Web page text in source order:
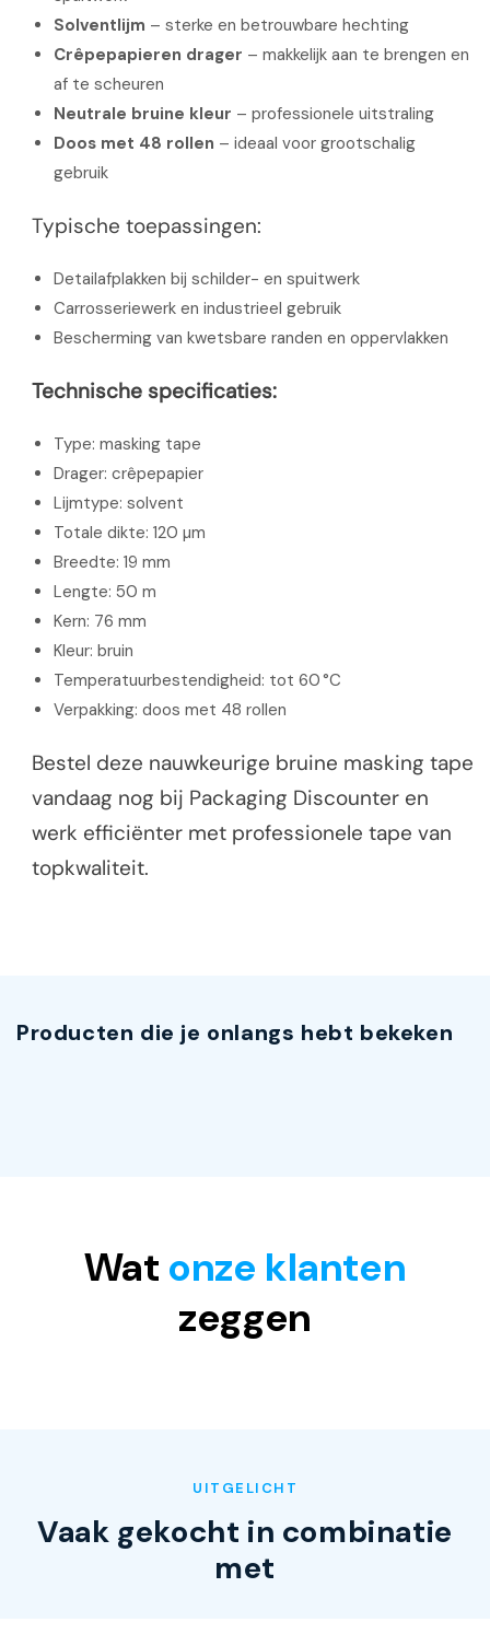
Solventlijm – sterke en betrouwbare hechting
Crêpepapieren drager – makkelijk aan te brengen en
af te scheuren
Neutrale bruine kleur – professionele uitstraling
Doos met 48 rollen – ideaal voor grootschalig
gebruik
Typische toepassingen:
Detailafplakken bij schilder- en spuitwerk
Carrosseriewerk en industrieel gebruik
Bescherming van kwetsbare randen en oppervlakken
Technische specificaties:
Type: masking tape
Drager: crêpepapier
Lijmtype: solvent
Totale dikte: 120 µm
Breedte: 19 mm
Lengte: 50 m
Kern: 76 mm
Kleur: bruin
Temperatuurbestendigheid: tot 60 °C
Verpakking: doos met 48 rollen
Bestel deze nauwkeurige bruine masking tape
vandaag nog bij Packaging Discounter en
werk efficiënter met professionele tape van
topkwaliteit.
Producten die je onlangs hebt bekeken
Wat onze klanten
zeggen
UITGELICHT
Vaak gekocht in combinatie
met